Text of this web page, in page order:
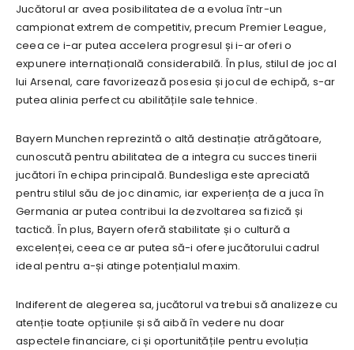
Jucătorul ar avea posibilitatea de a evolua într-un
campionat extrem de competitiv, precum Premier League,
ceea ce i-ar putea accelera progresul și i-ar oferi o
expunere internațională considerabilă. În plus, stilul de joc al
lui Arsenal, care favorizează posesia și jocul de echipă, s-ar
putea alinia perfect cu abilitățile sale tehnice.
Bayern Munchen reprezintă o altă destinație atrăgătoare,
cunoscută pentru abilitatea de a integra cu succes tinerii
jucători în echipa principală. Bundesliga este apreciată
pentru stilul său de joc dinamic, iar experiența de a juca în
Germania ar putea contribui la dezvoltarea sa fizică și
tactică. În plus, Bayern oferă stabilitate și o cultură a
excelenței, ceea ce ar putea să-i ofere jucătorului cadrul
ideal pentru a-și atinge potențialul maxim.
Indiferent de alegerea sa, jucătorul va trebui să analizeze cu
atenție toate opțiunile și să aibă în vedere nu doar
aspectele financiare, ci și oportunitățile pentru evoluția